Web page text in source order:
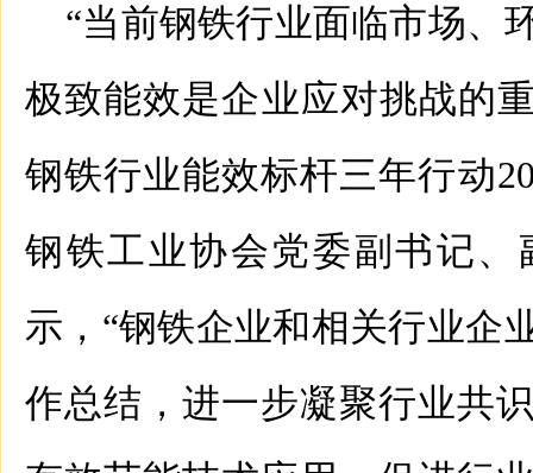
“当前钢铁行业面临市场、
极致能效是企业应对挑战的
钢铁行业能效标杆三年行动
钢铁工业协会党委副书记
示，“钢铁企业和相关行业企
作总结，进一步凝聚行业共